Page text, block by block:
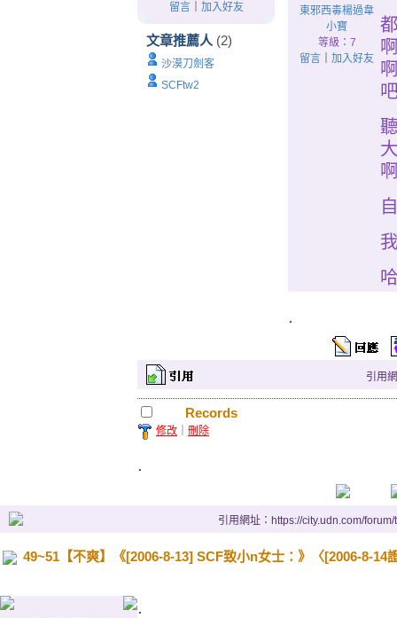
留言｜ 加入好友
文章推薦人 (2)
沙漠刀劍客
SCFtw2
東邪西毒楊過韋
小寶
等級：7
留言
加入好友
.
引用
Records
修改 刪除
.
引用網址：https://city.udn.com/
49~51【不爽】《[2006-8-13] SCF致小n女士：》〈[2006-8-14
.